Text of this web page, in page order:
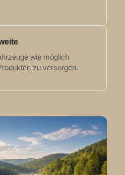
wie möglich
zu versorgen.